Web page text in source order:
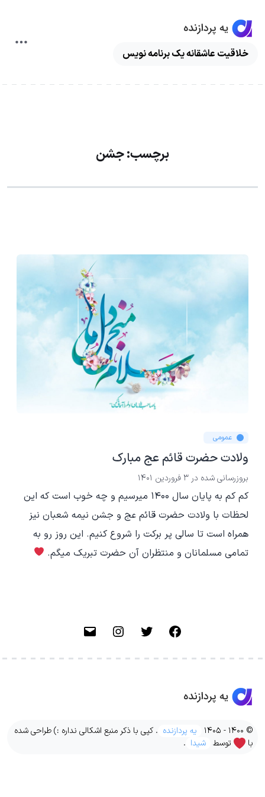
خلاقیت عاشقانه یک برنامه نویس
برچسب:جشن
عمومی
ولادت حضرت قائم عج مبارک
بروزرسانی شده در 3 فروردین 1401
کم کم به پایان سال 1400 میرسیم و چه خوب است که این
لحظات با ولادت حضرت قائم عج و جشن نیمه شعبان نیز
همراه است تا سالی پر برکت را شروع کنیم. این روز رو به
تمامی مسلمانان و منتظران آن حضرت تبریک میگم.
فیسبوک توییتر اینستاگرام
© 1400 - 1405 یه پردازنده . کپی با ذکر منبع اشکالی نداره :) طراحی شده
با
توسط شیدا .